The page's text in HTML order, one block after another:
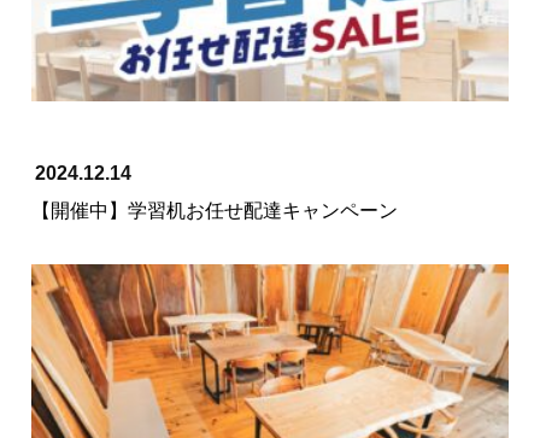
2024.12.14
【開催中】学習机お任せ配達キャンペーン